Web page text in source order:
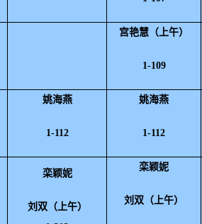
宫艳慧（上午）
1-109
姚海燕
1-112
姚海燕
1-112
栾颖妮
刘双（上午）
栾颖妮
刘双（上午）